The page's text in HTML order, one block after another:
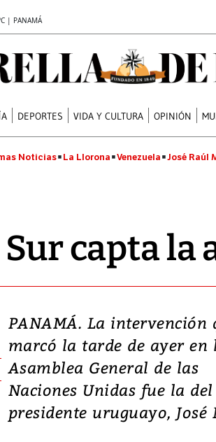
| PANAMÁ
DEPORTES VIDA Y CULTURA OPINIÓN
Noticias La Llorona Venezuela José Raúl
capta la
PANAMÁ. La intervención
marcó la tarde de ayer en
Asamblea General de las
Naciones Unidas fue la del
presidente uruguayo, José
Video, Japón:
deja heridos y
daños en